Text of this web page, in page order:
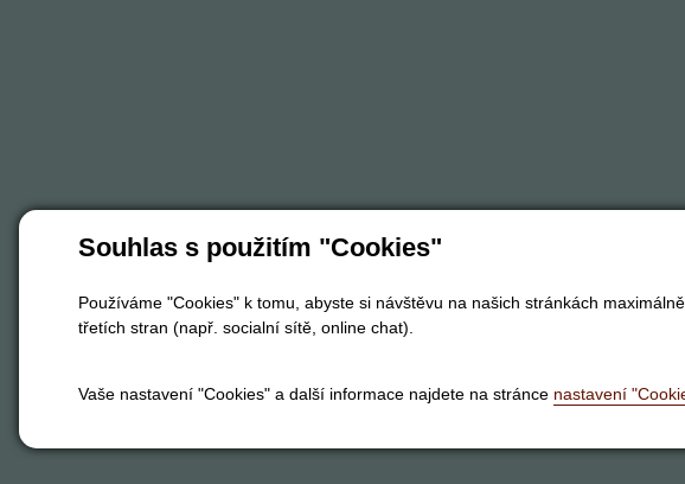
Souhlas s použitím "Cookies"
Používáme "Cookies" k tomu, abyste si návštěvu na našich stránkách
třetích stran (např. socialní sítě, online chat).
Vaše nastavení "Cookies" a další informace najdete na stránce nastavení